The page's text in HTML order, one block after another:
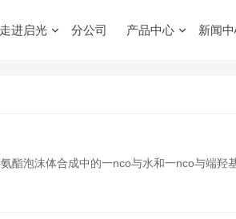
走进启光 分公司 产品中心 新闻
酯泡沫体合成中的一nco与水和一nco与端羟